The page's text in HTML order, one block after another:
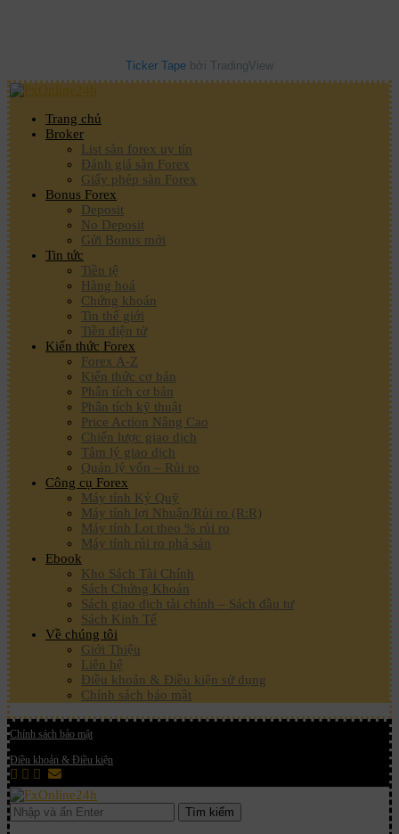
Ticker Tape bởi TradingView
Trang chủ
Broker
List sàn forex uy tín
Đánh giá sàn Forex
Giấy phép sàn Forex
Bonus Forex
Deposit
No Deposit
Gửi Bonus mới
Tin tức
Tiền tệ
Hàng hoá
Chứng khoán
Tin thế giới
Tiền điện tử
Kiến thức Forex
Forex A-Z
Kiến thức cơ bản
Phân tích cơ bản
Phân tích kỹ thuật
Price Action Nâng Cao
Chiến lược giao dịch
Tâm lý giao dịch
Quản lý vốn – Rủi ro
Công cụ Forex
Máy tính Ký Quỹ
Máy tính lợi Nhuận/Rủi ro (R:R)
Máy tính Lot theo % rủi ro
Máy tính rủi ro phá sản
Ebook
Kho Sách Tài Chính
Sách Chứng Khoán
Sách giao dịch tài chính – Sách đầu tư
Sách Kinh Tế
Về chúng tôi
Giới Thiệu
Liên hệ
Điều khoản & Điều kiện sử dụng
Chính sách bảo mật
Chính sách bảo mật
Điều khoản & Điều kiện
Tìm kiếm